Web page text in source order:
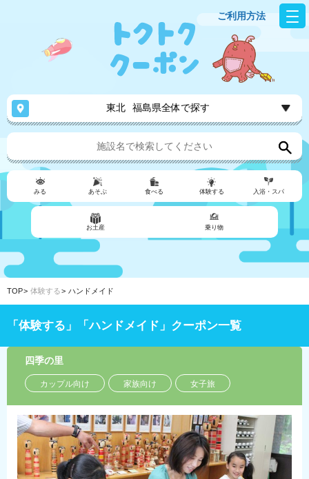
ご利用方法
東北 福島県全体で探す
みる あそぶ 食べる 体験する 入浴・スパ
お土産 乗り物
TOP 体験する ハンドメイド
「体験する」「ハンドメイド」クーポン一覧
四季の里
カップル向け 家族向け 女子旅